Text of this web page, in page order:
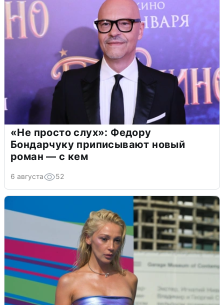
«Не просто слух»: Федору
Бондарчуку приписывают новый
роман — с кем
6 августа 52